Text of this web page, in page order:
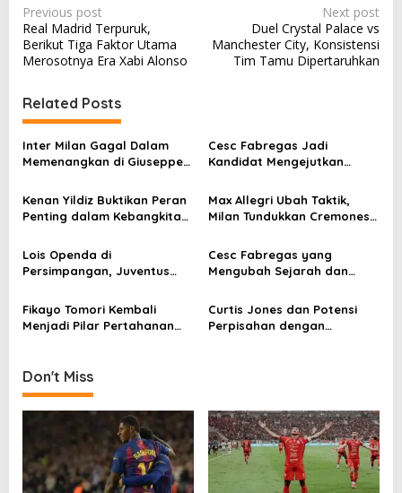
P
o
s
t
n
a
v
i
g
t
o
Previous post
Real Madrid Terpuruk,
Berikut Tiga Faktor Utama
Merosotnya Era Xabi Alonso
Next post
Duel Crystal Palace vs
Manchester City, Konsistensi
Tim Tamu Dipertaruhkan
Related Posts
Inter Milan Gagal Dalam
Memenangkan di Giuseppe
Cesc Fabregas Jadi
Kandidat Mengejutkan
Kenan Yildiz Buktikan Peran
Penting dalam Kebangkitan
Max Allegri Ubah Taktik,
Milan Tundukkan Cremonese
Lois Openda di
Persimpangan, Juventus
Cesc Fabregas yang
Mengubah Sejarah dan
Fikayo Tomori Kembali
Menjadi Pilar Pertahanan
Curtis Jones dan Potensi
Perpisahan dengan
Don't Miss